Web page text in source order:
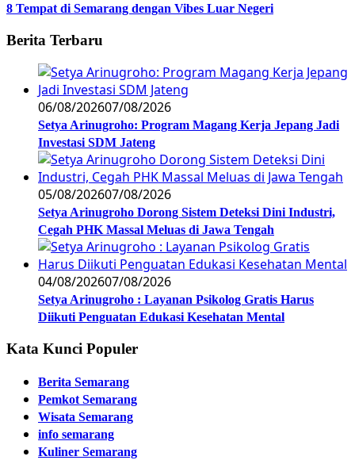
8 Tempat di Semarang dengan Vibes Luar Negeri
Berita Terbaru
06/08/202607/08/2026
Setya Arinugroho: Program Magang Kerja Jepang Jadi
Investasi SDM Jateng
05/08/202607/08/2026
Setya Arinugroho Dorong Sistem Deteksi Dini Industri,
Cegah PHK Massal Meluas di Jawa Tengah
04/08/202607/08/2026
Setya Arinugroho : Layanan Psikolog Gratis Harus
Diikuti Penguatan Edukasi Kesehatan Mental
Kata Kunci Populer
Berita Semarang
Pemkot Semarang
Wisata Semarang
info semarang
Kuliner Semarang